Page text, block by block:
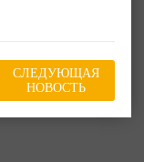
СЛЕДУЮЩАЯ
НОВОСТЬ